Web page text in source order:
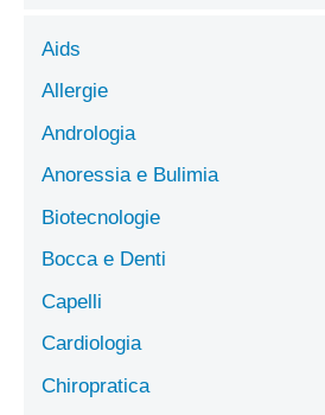
Aids
Allergie
Andrologia
Anoressia e Bulimia
Biotecnologie
Bocca e Denti
Capelli
Cardiologia
Chiropratica